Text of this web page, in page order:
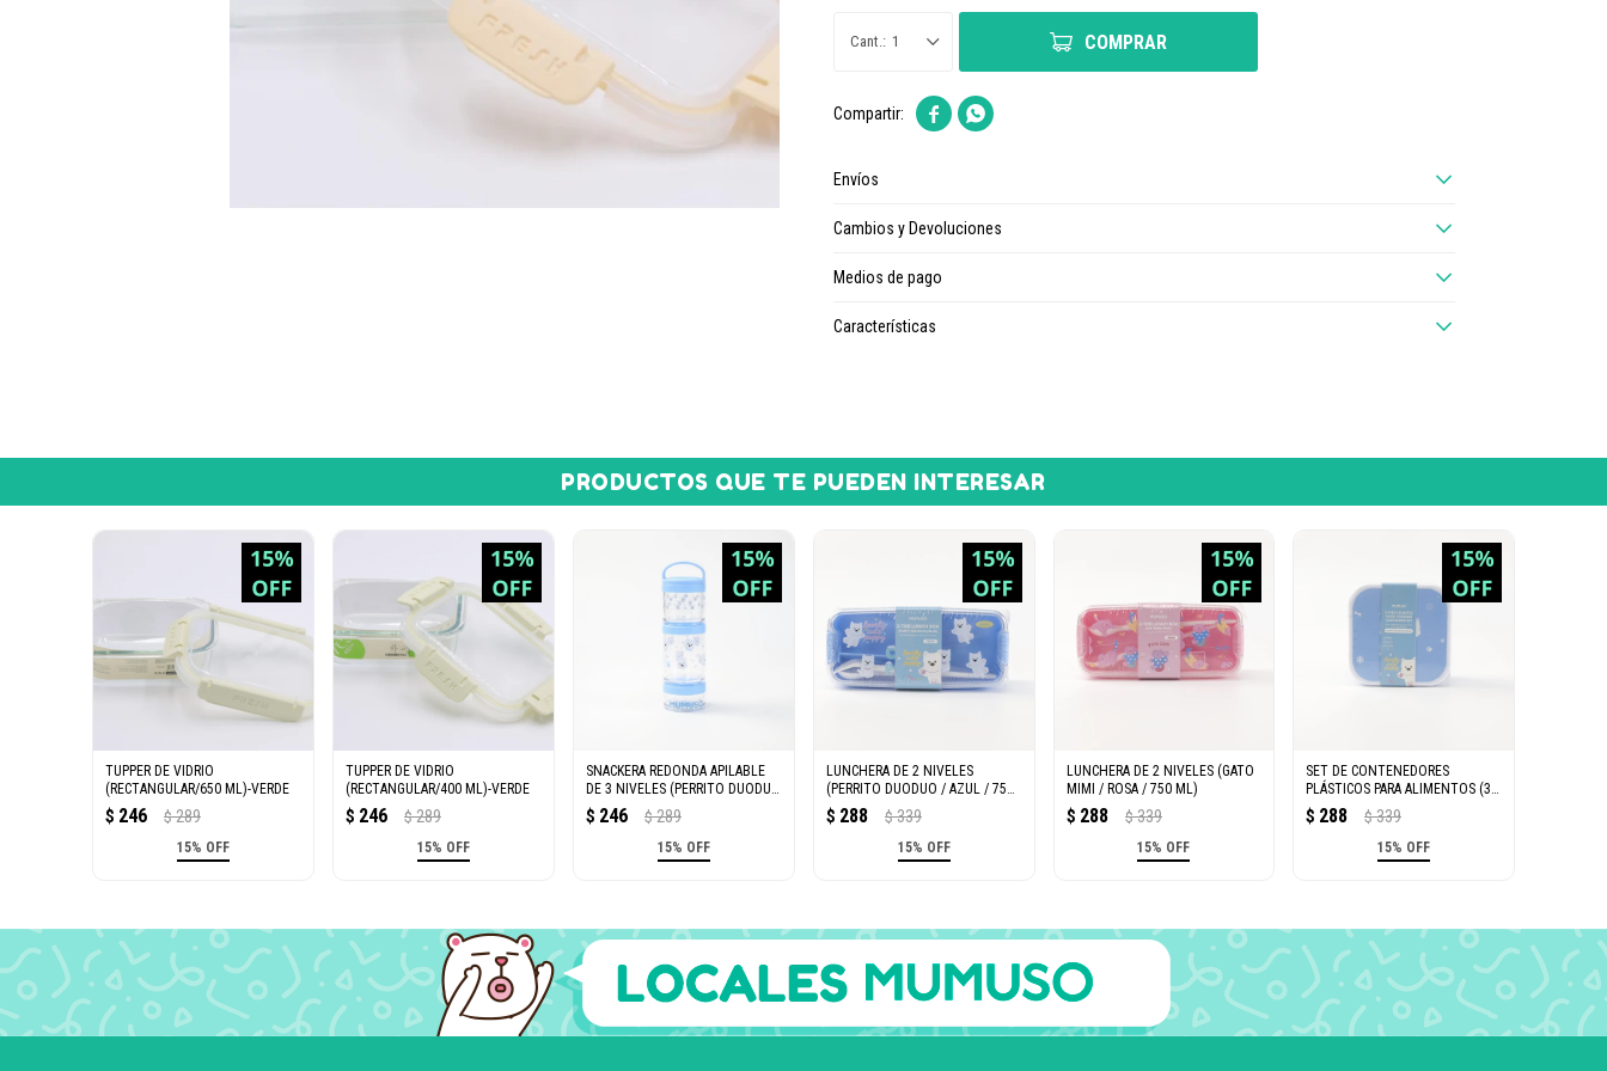
1 COMPRAR
 
Envíos
Cambios y Devoluciones
Medios de pago
Características
PRODUCTOS QUE TE PUEDEN INTERESAR
TUPPER DE VIDRIO
(RECTANGULAR/650 ML)-VERDE
$ 246 $ 289
15% OFF
TUPPER DE VIDRIO
(RECTANGULAR/400 ML)-VERDE
$ 246 $ 289
15% OFF
SNACKERA REDONDA APILABLE
DE 3 NIVELES (PERRITO DUODUO
/ AZUL)
$ 246 $ 289
15% OFF
LUNCHERA DE 2 NIVELES
(PERRITO DUODUO / AZUL / 750
ML)
$ 288 $ 339
15% OFF
LUNCHERA DE 2 NIVELES (GATO
MIMI / ROSA / 750 ML)
$ 288 $ 339
15% OFF
SET DE CONTENEDORES
PLÁSTICOS PARA ALIMENTOS (3
PIEZAS – PERRITO DUODUO /
AZUL)
$ 288 $ 339
15% OFF